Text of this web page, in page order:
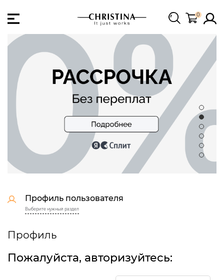
0
Профиль пользователя
Выберите нужный раздел
Профиль
Пожалуйста, авторизуйтесь: